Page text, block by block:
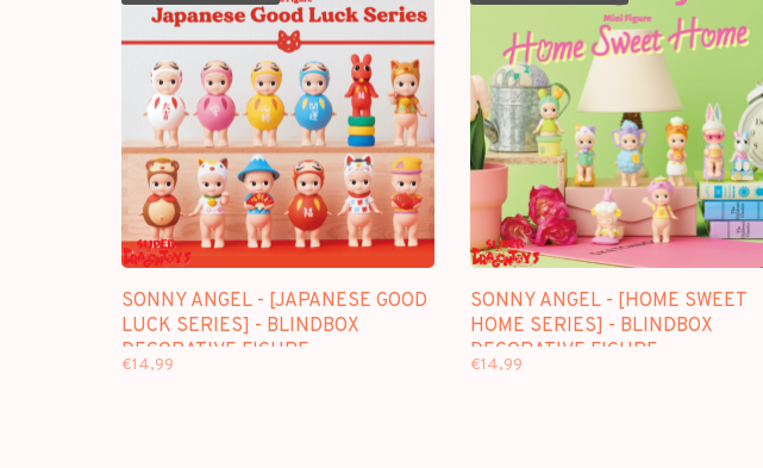
SONNY ANGEL - [JAPANESE GOOD
LUCK SERIES] - BLINDBOX
DECORATIVE FIGURE
€14,99
SONNY ANGEL - [HOME SWEET
HOME SERIES] - BLINDBOX
DECORATIVE FIGURE
€14,99